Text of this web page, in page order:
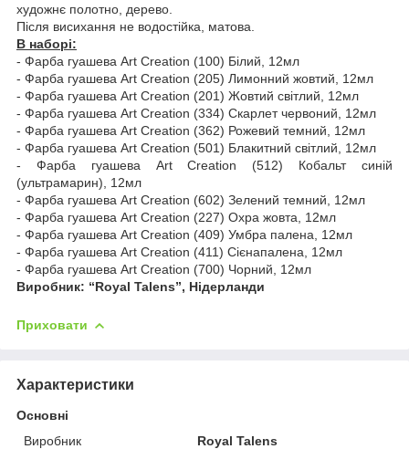
художнє полотно, дерево.
Після висихання не водостійка, матова.
В наборі:
- Фарба гуашева Art Creation (100) Білий, 12мл
- Фарба гуашева Art Creation (205) Лимонний жовтий, 12мл
- Фарба гуашева Art Creation (201) Жовтий світлий, 12мл
- Фарба гуашева Art Creation (334) Скарлет червоний, 12мл
- Фарба гуашева Art Creation (362) Рожевий темний, 12мл
- Фарба гуашева Art Creation (501) Блакитний світлий, 12мл
- Фарба гуашева Art Creation (512) Кобальт синій
(ультрамарин), 12мл
- Фарба гуашева Art Creation (602) Зелений темний, 12мл
- Фарба гуашева Art Creation (227) Охра жовта, 12мл
- Фарба гуашева Art Creation (409) Умбра палена, 12мл
- Фарба гуашева Art Creation (411) Сієнапалена, 12мл
- Фарба гуашева Art Creation (700) Чорний, 12мл
Виробник: “Royal Talens”, Нідерланди
Приховати
Характеристики
Основні
Виробник
Royal Talens